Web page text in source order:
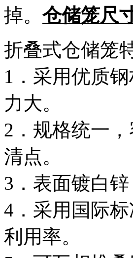
掉。 仓储笼尺
折叠式仓储笼
1．采用优质
力大。
2．规格统一
清点。
3．表面镀白
4．采用国际
利用率。